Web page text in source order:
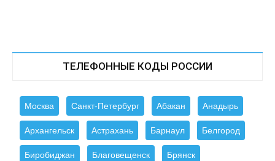
ТЕЛЕФОННЫЕ КОДЫ РОССИИ
Москва Санкт-Петербург Абакан Анадырь
Архангельск Астрахань Барнаул Белгород
Биробиджан Благовещенск Брянск